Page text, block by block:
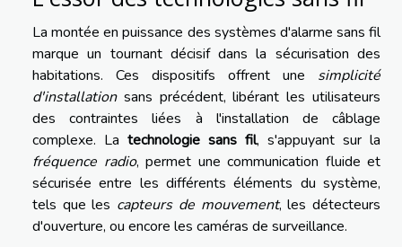
La montée en puissance des systèmes d'alarme sans fil
marque un tournant décisif dans la sécurisation des
habitations. Ces dispositifs offrent une simplicité
d'installationsans précédent, libérant les utilisateurs
des contraintes liées à l'installation de câblage
complexe. La technologie sans fil, s'appuyant sur la
fréquence radio, permet une communication fluide et
sécurisée entre les différents éléments du système,
tels que les capteurs de mouvement, les détecteurs
d'ouverture, ou encore les caméras de surveillance.